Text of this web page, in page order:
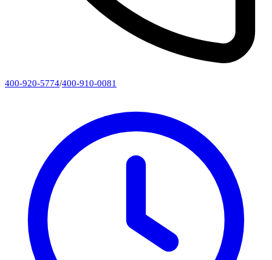
400-920-5774/400-910-0081